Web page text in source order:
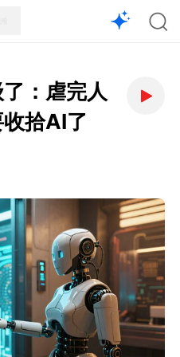
：虐完人
拾AI了